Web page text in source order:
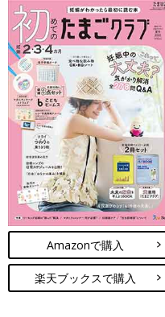
Amazonで購入
楽天ブックスで購入